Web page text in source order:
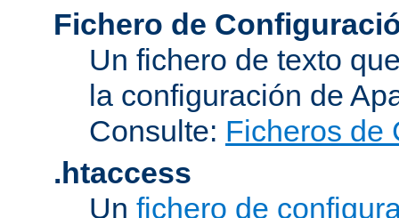
Fichero de
Un fichero de texto
la configuración de
Consulte: Ficheros de
.htaccess
Un fichero de